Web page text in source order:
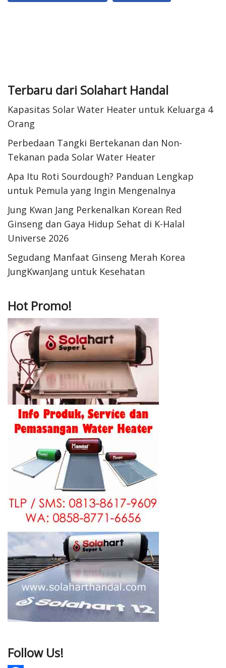
Terbaru dari Solahart Handal
Kapasitas Solar Water Heater untuk Keluarga 4
Orang
Perbedaan Tangki Bertekanan dan Non-
Tekanan pada Solar Water Heater
Apa Itu Roti Sourdough? Panduan Lengkap
untuk Pemula yang Ingin Mengenalnya
Jung Kwan Jang Perkenalkan Korean Red
Ginseng dan Gaya Hidup Sehat di K-Halal
Universe 2026
Segudang Manfaat Ginseng Merah Korea
JungKwanJang untuk Kesehatan
Hot Promo!
Follow Us!